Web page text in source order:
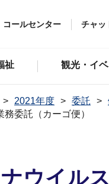
コールセンター チャッ
祉 観光・イ
2021年度 委託
委託（カーゴ便）
ウイル